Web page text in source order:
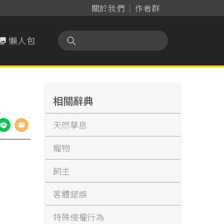
關於我們 作者群
懶人包
相關辭典
天然孳息
寵物
飼主
客體錯誤
特殊侵權行為